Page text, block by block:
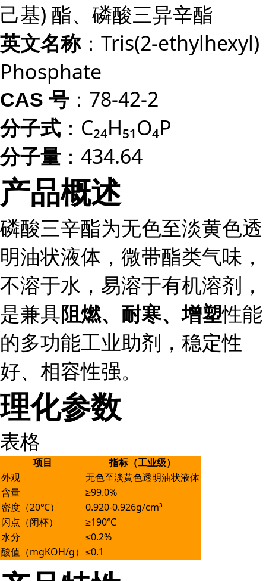
己基) 酯、磷酸三异辛酯
英文名称：Tris(2-ethylhexyl)
Phosphate
CAS 号 ：78-42-2
分子式 ：C₂₄H₅₁O₄P
分子量 ：434.64
产品概述
磷酸三辛酯为无色至淡黄色透
明油状液体，微带酯类气味，
不溶于水，易溶于有机溶剂，
是兼具阻燃、耐寒、增塑性能
的多功能工业助剂，稳定性
好、相容性强。
理化参数
表格
项目 指标（工业级）
外观
无色至淡黄色透明油状液体
含量
≥99.0%
密度（20℃）
0.920-0.926g/cm³
闪点（闭杯）
≥190℃
水分
≤0.2%
酸值（mgKOH/g） ≤0.1